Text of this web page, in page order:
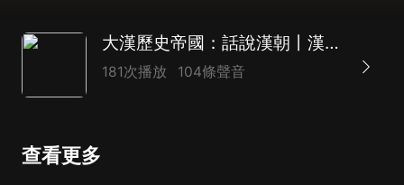
大漢歷史帝國：話說漢朝丨漢朝有意思 劉邦
181次播放 104條聲音
查看更多